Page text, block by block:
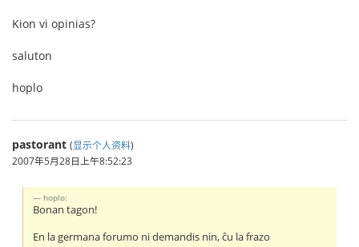
Kion vi opinias?
saluton
hoplo
pastorant (显示个人资料)
2007年5月28日上午8:52:23
hoplo:
Bonan tagon!
En la germana forumo ni demandis nin, ĉu la frazo